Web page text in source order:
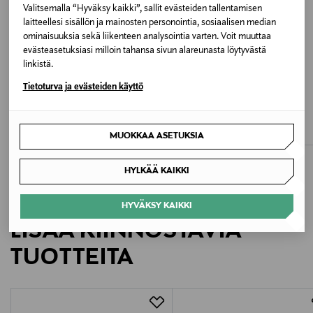
Valitsemalla “Hyväksy kaikki”, sallit evästeiden tallentamisen
laitteellesi sisällön ja mainosten personointia, sosiaalisen median
ominaisuuksia sekä liikenteen analysointia varten. Voit muuttaa
evästeasetuksiasi milloin tahansa sivun alareunasta löytyvästä
linkistä.
Tietoturva ja evästeiden käyttö
MUOKKAA ASETUKSIA
HYLKÄÄ KAIKKI
HYVÄKSY KAIKKI
Valmistusmaa
Romania
Valmistajan tuotenumero
Speidel GmbH, Paul-Gerhardt-Str. 10, 72411
Bodelshausen, Germany
speidel@speidel-lingerie.de
ETUKUPONKITUOTE
Original Price
20,90 €
LISÄÄ KIINNOSTAVIA
TUOTTEITA